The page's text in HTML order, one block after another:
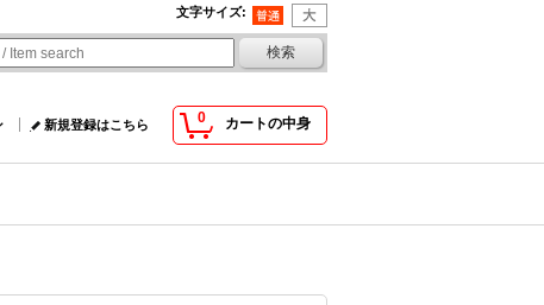
文字サイズ:
0 カートの中身
新規登録はこちら